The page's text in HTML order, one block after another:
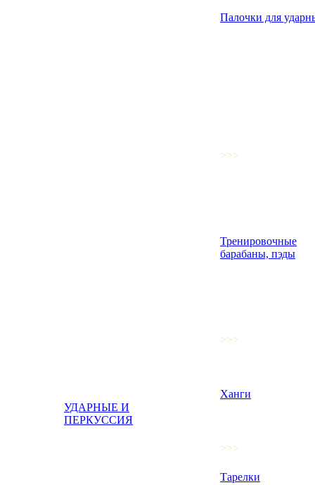
УДАРНЫЕ И
ПЕРКУССИЯ
Палочки для
>>>
Тренировочные
барабаны, пэды
>>>
Ханги
>>>
Тарелки